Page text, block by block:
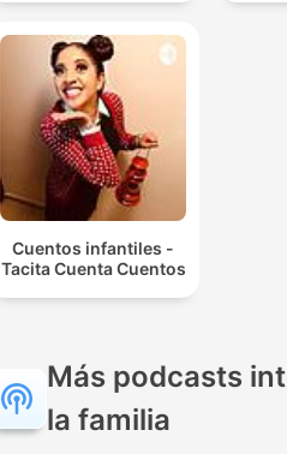
Cuentos infantiles -
Tacita Cuenta Cuentos
Más podcasts
la familia